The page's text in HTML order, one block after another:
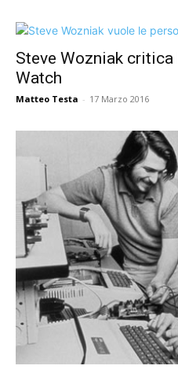
Steve Wozniak
Watch
Matteo Testa - 17 Marzo 2016